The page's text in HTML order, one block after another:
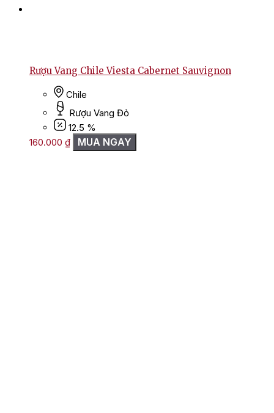
Rượu Vang Chile Viesta Cabernet Sauvignon
Chile
Rượu Vang Đỏ
12.5 %
160.000 ₫ MUA NGAY